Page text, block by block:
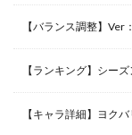
【バランス調整】
【ランキング】シー
【キャラ詳細】ヨク